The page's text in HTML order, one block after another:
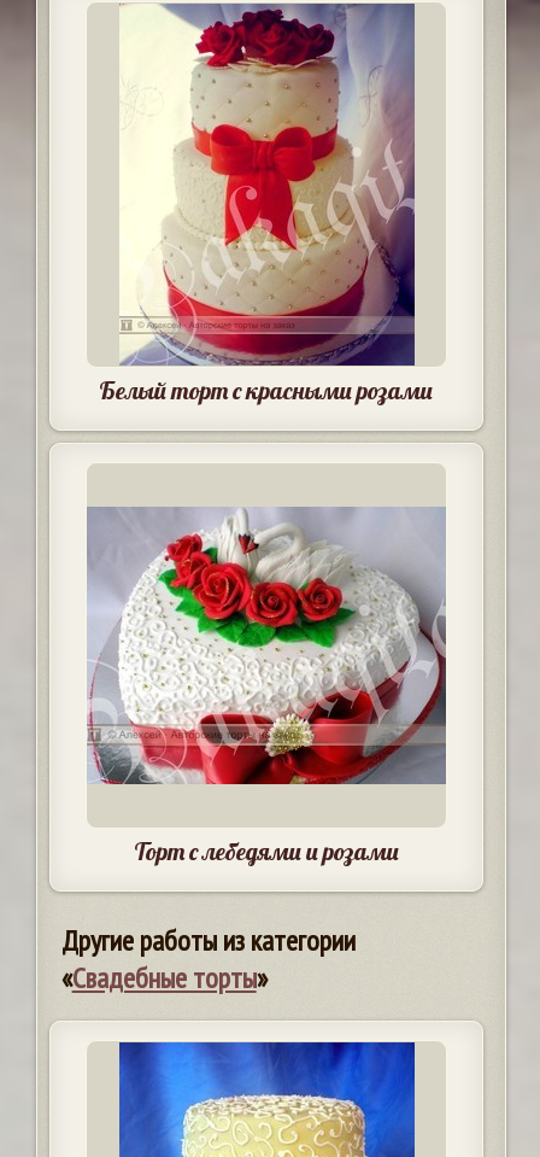
Белый торт с красными розами
Торт с лебедями и розами
Другие работы из категории
«Свадебные торты»